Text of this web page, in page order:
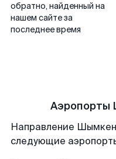
обратно, найденный на
нашем сайте за
последнее время
Аэропорты
Направление
следующие